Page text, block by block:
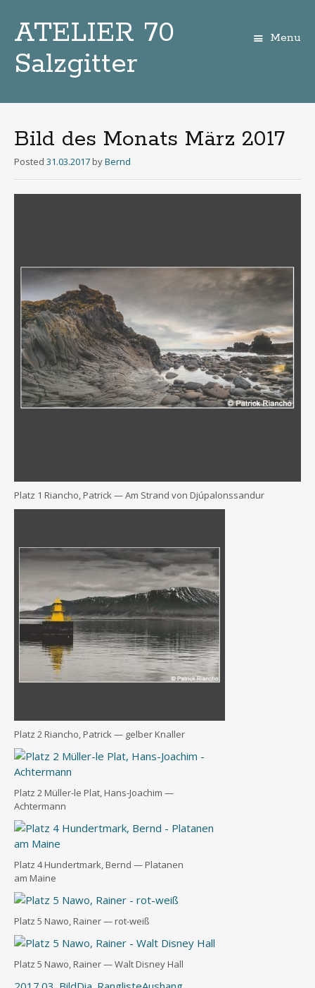
ATELIER 70
Salzgitter
Menu
Bild des Monats März 2017
Posted 31.03.2017 byBernd
Platz 1 Riancho, Patrick — Am Strand von Djúpalonssandur
Platz 2 Riancho, Patrick — gel­ber Knaller
Platz 2 Mül­ler-le Plat, Hans-Joa­chim —
Achtermann
Platz 4 Hun­dert­mark, Bernd — Pla­ta­nen
am Maine
Platz 5 Nawo, Rai­ner — rot-weiß
Platz 5 Nawo, Rai­ner — Walt Dis­ney Hall